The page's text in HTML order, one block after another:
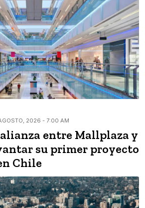
2026 - 7:00 AM
entre Mallplaza y
su primer proyecto
Chile